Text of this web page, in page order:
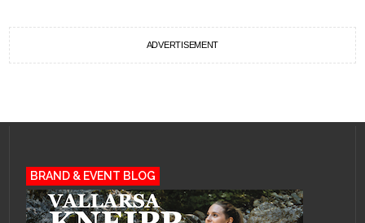
ADVERTISEMENT
BRAND & EVENT BLOG